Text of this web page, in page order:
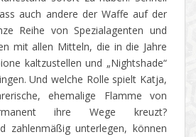
auch andere der Waffe auf der
Reihe von Spezialagenten und
mit allen Mitteln, die in die Jahre
kaltzustellen und „Nightshade“
Und welche Rolle spielt Katja,
ehemalige Flamme von
ihre Wege kreuzt?
zahlenmäßig unterlegen, können